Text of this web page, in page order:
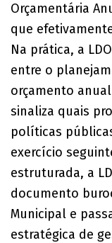
Orçamentária
que
Na prática, a
entre o
orçamento
sinaliza quais
políticas
exercício
estruturada, a
documento
Municipal e
estratégica de